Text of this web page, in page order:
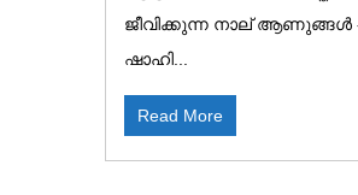
ജീവിക്കുന്ന നാല് ആണുങ്ങൾ
ഷാഹി...
Read More